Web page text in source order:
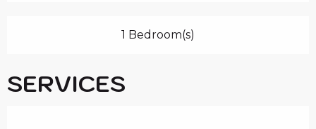
1 Bedroom(s)
SERVICES